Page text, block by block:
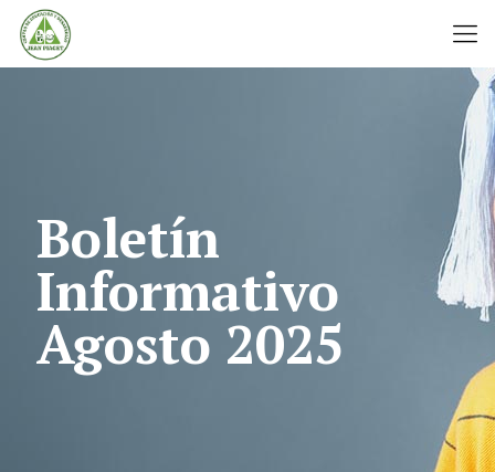
Boletín
Informativo
Agosto 2025